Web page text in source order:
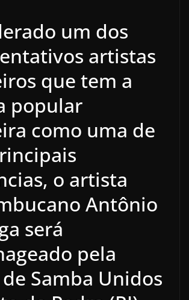
um dos
artistas
que tem a
popular
como uma de
o artista
Antônio
será
pela
de Samba Unidos